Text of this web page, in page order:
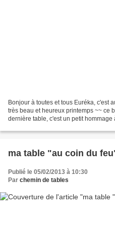
Bonjour à toutes et tous Euréka, c'est
très beau et heureux printemps ~~ ce
dernière table, c'est un petit
ma table "au coin du
Publié le 05/02/2013 à 10:30
Par chemin de tables